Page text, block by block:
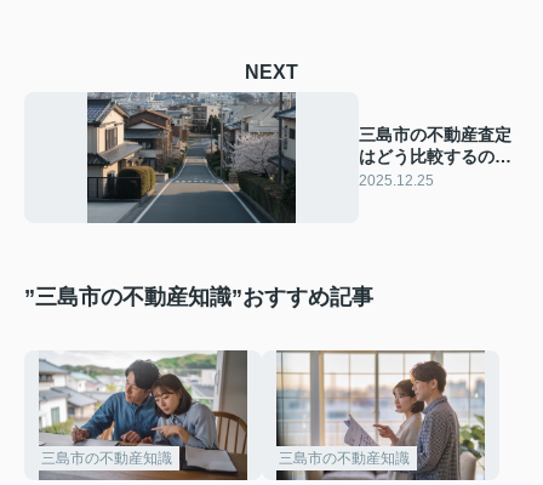
NEXT
三島市の不動産査定
はどう比較するのが
良い？査定の流れや
2025.12.25
”三島市の不動産知識”おすすめ記事
三島市の不動産知識 三島市の不動産知識